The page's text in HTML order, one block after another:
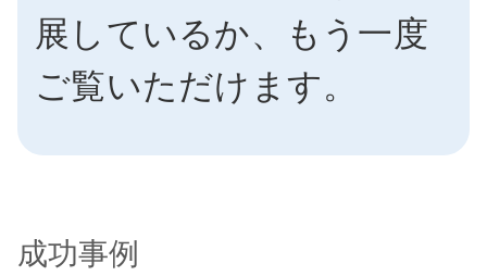
展しているか、もう一度
ご覧いただけます。
成功事例